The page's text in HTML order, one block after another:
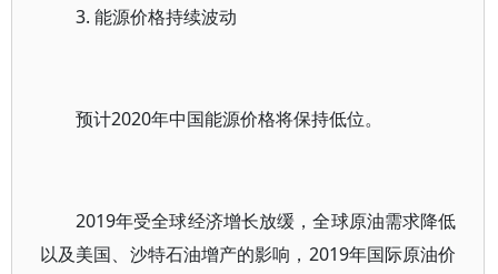
3. 能源价格持续波动
预计2020年中国能源价格将保持低位。
2019年受全球经济增长放缓，全球原油需求降低
以及美国、沙特石油增产的影响，2019年国际原油价